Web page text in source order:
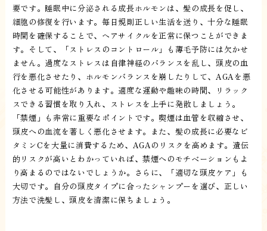
要です。睡眠中に分泌される成長ホルモンは、髪の成長を促し、
細胞の修復を行います。毎日規則正しい生活を送り、十分な睡眠
時間を確保することで、ヘアサイクルを正常に保つことができま
す。そして、「ストレスのコントロール」も薄毛予防には欠かせ
ません。過度なストレスは自律神経のバランスを乱し、頭皮の血
行を悪化させたり、ホルモンバランスを崩したりして、AGAを悪
化させる可能性があります。適度な運動や趣味の時間、リラック
スできる習慣を取り入れ、ストレスを上手に発散しましょう。
「禁煙」も非常に重要なポイントです。喫煙は血管を収縮させ、
頭皮への血流を著しく悪化させます。また、髪の成長に必要なビ
タミンCを大量に消費するため、AGAのリスクを高めます。遺伝
的リスクが高いとわかっていれば、禁煙へのモチベーションもよ
り高まるのではないでしょうか。さらに、「適切な頭皮ケア」も
大切です。自分の頭皮タイプに合ったシャンプーを選び、正しい
方法で洗髪し、頭皮を清潔に保ちましょう。